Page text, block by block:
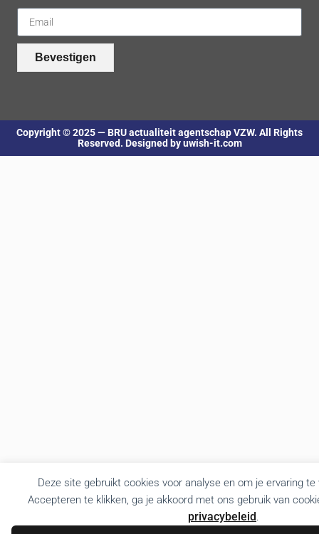
Deze site gebruikt cookies voor analyse en om je ervaring
Accepteren te klikken, ga je akkoord met ons gebruik van
privacybeleid.
Bevestigen
Copyright © 2025 — BRU actualiteit agentschap VZW. All Rights
Reserved. Designed by uwish-it.com